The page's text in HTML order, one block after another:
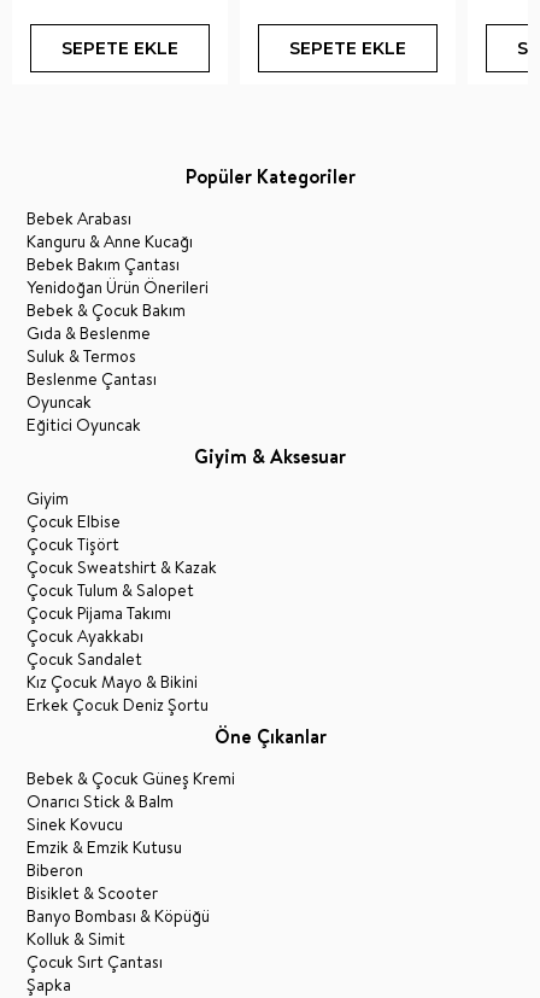
SEPETE EKLE SEPETE EKLE
Popüler Kategoriler
Bebek Arabası
Kanguru & Anne Kucağı
Bebek Bakım Çantası
Yenidoğan Ürün Önerileri
Bebek & Çocuk Bakım
Gıda & Beslenme
Suluk & Termos
Beslenme Çantası
Oyuncak
Eğitici Oyuncak
Giyim & Aksesuar
Giyim
Çocuk Elbise
Çocuk Tişört
Çocuk Sweatshirt & Kazak
Çocuk Tulum & Salopet
Çocuk Pijama Takımı
Çocuk Ayakkabı
Çocuk Sandalet
Kız Çocuk Mayo & Bikini
Erkek Çocuk Deniz Şortu
Öne Çıkanlar
Bebek & Çocuk Güneş Kremi
Onarıcı Stick & Balm
Sinek Kovucu
Emzik & Emzik Kutusu
Biberon
Bisiklet & Scooter
Banyo Bombası & Köpüğü
Kolluk & Simit
Çocuk Sırt Çantası
Şapka